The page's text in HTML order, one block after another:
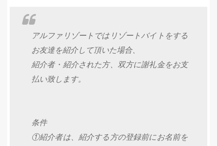
アルファリゾートではリゾートバイトをする
お友達を紹介して頂いた場合、
紹介者・紹介された方、双方に謝礼金をお支
払い致します。
条件
①紹介者は、紹介する方の登録前にお名前を